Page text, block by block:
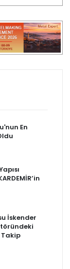
En
İskender
Takip